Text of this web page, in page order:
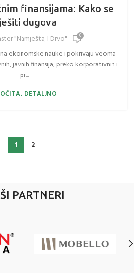
finansijama: Kako se
dugova
"Namještaj I Drvo"
0
ekonomske nauke i pokrivaju veoma
javnih finansija, preko korporativnih i
pr...
DETALJNO
1 2
PARTNERI